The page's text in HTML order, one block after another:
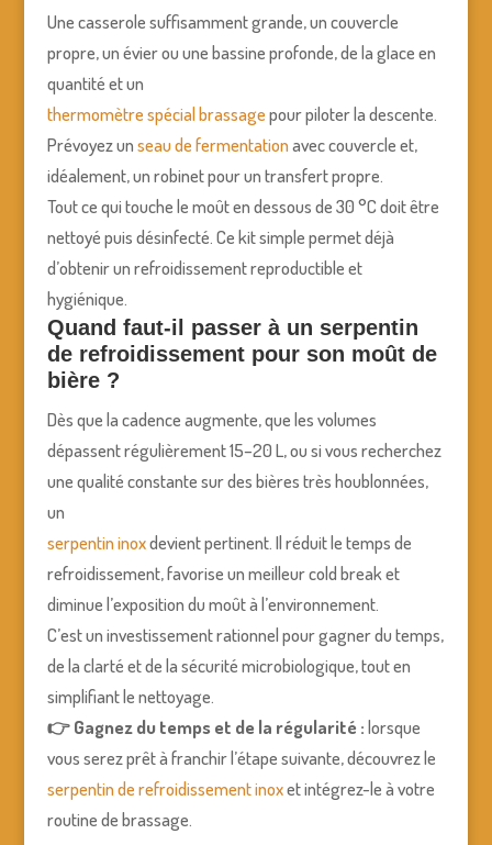
Une casserole suffisamment grande, un couvercle
propre, un évier ou une bassine profonde, de la glace en
quantité et un
thermomètre spécial brassagepour piloter la descente.
Prévoyez unseau de fermentationavec couvercle et,
idéalement, un robinet pour un transfert propre.
Tout ce qui touche le moût en dessous de 30 °C doit être
nettoyé puis désinfecté. Ce kit simple permet déjà
d’obtenir un refroidissement reproductible et
hygiénique.
Quand faut-il passer à un serpentin
de refroidissement pour son moût de
bière ?
Dès que la cadence augmente, que les volumes
dépassent régulièrement 15–20 L, ou si vous recherchez
une qualité constante sur des bières très houblonnées,
un
serpentin inoxdevient pertinent. Il réduit le temps de
refroidissement, favorise un meilleur cold break et
diminue l’exposition du moût à l’environnement.
C’est un investissement rationnel pour gagner du temps,
de la clarté et de la sécurité microbiologique, tout en
simplifiant le nettoyage.
👉 Gagnez du temps et de la régularité :lorsque
vous serez prêt à franchir l’étape suivante, découvrez le
serpentin de refroidissement inoxet intégrez-le à votre
routine de brassage.